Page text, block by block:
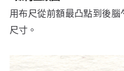
用布尺從前額最凸點到後
尺寸。